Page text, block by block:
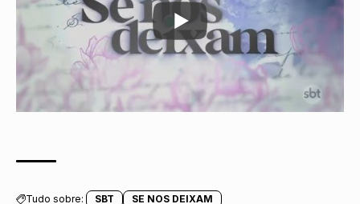
Tudo sobre: SBT SE NOS DEIXAM